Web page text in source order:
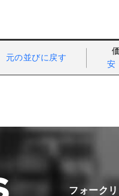
元の並びに戻す
安
フォーク